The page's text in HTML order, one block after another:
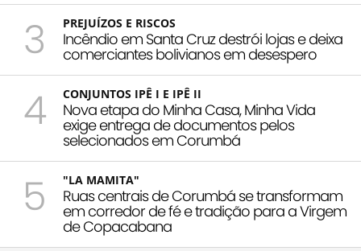
3 PREJUÍZOS E RISCOS
Incêndio em Santa Cruz destrói lojas e deixa
comerciantes bolivianos em desespero
4 CONJUNTOS IPÊ I E IPÊ II
Nova etapa do Minha Casa, Minha Vida
exige entrega de documentos pelos
selecionados em Corumbá
5 "LA MAMITA"
Ruas centrais de Corumbá se transformam
em corredor de fé e tradição para a Virgem
de Copacabana